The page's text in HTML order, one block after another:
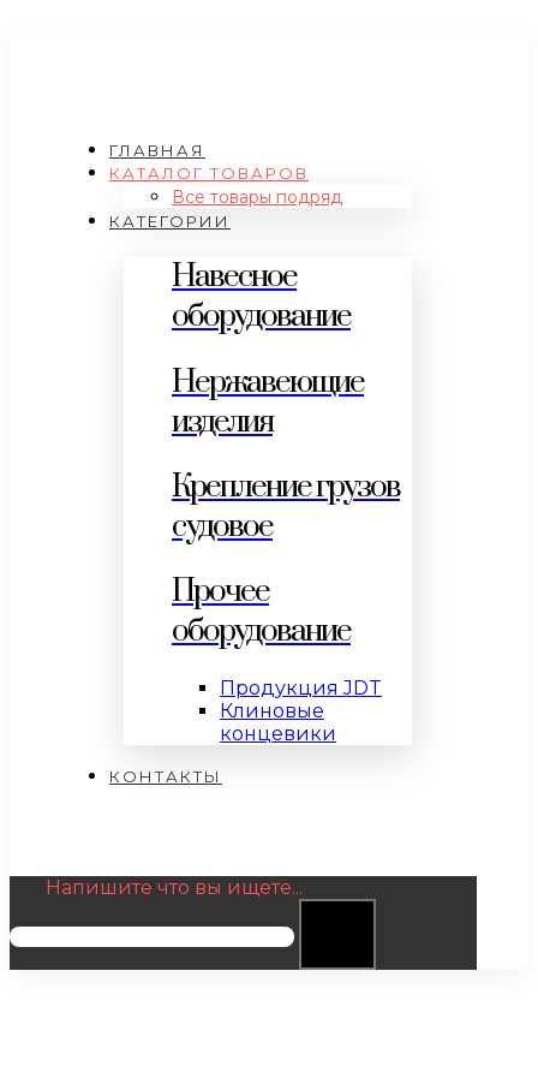
ГЛАВНАЯ
КАТАЛОГ ТОВАРОВ
Все товары подряд
КАТЕГОРИИ
Навесное
оборудование
Нержавеющие
изделия
Крепление грузов
судовое
Прочее
оборудование
Продукция JDT
Клиновые
концевики
КОНТАКТЫ
Напишите что вы ищете...